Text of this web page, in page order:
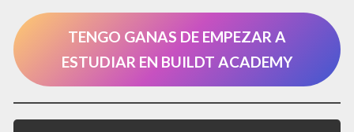
TENGO GANAS DE EMPEZAR A
ESTUDIAR EN BUILDT ACADEMY